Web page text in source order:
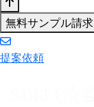
無料サンプル請求
提案依頼